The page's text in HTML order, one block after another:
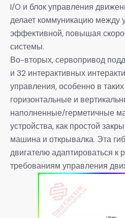
I/O и блок управления
делает коммуникацию между
эффективной, повышая
системы.
Во-вторых, сервопривод
и 32 интерактивных
управления, особенно в таких
горизонтальные и
наполненные/герметичные
устройства, как простой
машина и открывалка. Эта
двигателю адаптироваться
требованиям управления